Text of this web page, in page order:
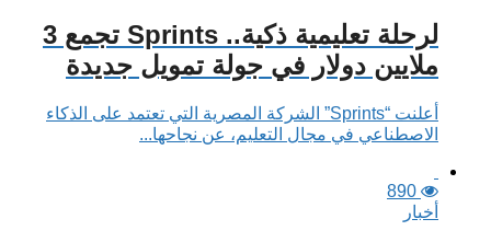
لرحلة تعليمية ذكية.. Sprints تجمع 3
ملايين دولار في جولة تمويل جديدة
أعلنت “Sprints” الشركة المصرية التي تعتمد على الذكاء
الاصطناعي في مجال التعليم، عن نجاحها...
890
أخبار